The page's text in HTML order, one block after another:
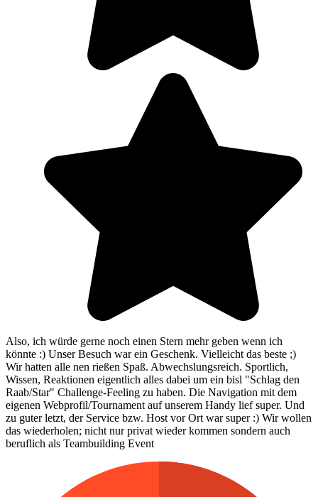
Also, ich würde gerne noch einen Stern mehr geben wenn ich
könnte :) Unser Besuch war ein Geschenk. Vielleicht das beste ;)
Wir hatten alle nen rießen Spaß. Abwechslungsreich. Sportlich,
Wissen, Reaktionen eigentlich alles dabei um ein bisl "Schlag den
Raab/Star" Challenge-Feeling zu haben. Die Navigation mit dem
eigenen Webprofil/Tournament auf unserem Handy lief super. Und
zu guter letzt, der Service bzw. Host vor Ort war super :) Wir wollen
das wiederholen; nicht nur privat wieder kommen sondern auch
beruflich als Teambuilding Event